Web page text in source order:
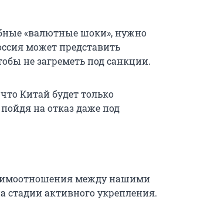
«валютные шоки», нужно
может представить
не загреметь под санкции.
Китай будет только
на отказ даже под
между нашими
стадии активного укрепления.